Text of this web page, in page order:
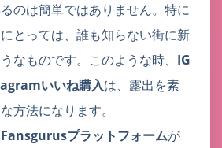
のは簡単ではありません。特に
とっては、誰も知らない街に新
なものです。このような時、 IG
いいね購入は、露出を素
方法になります。
Fansgurusプラットフォームが